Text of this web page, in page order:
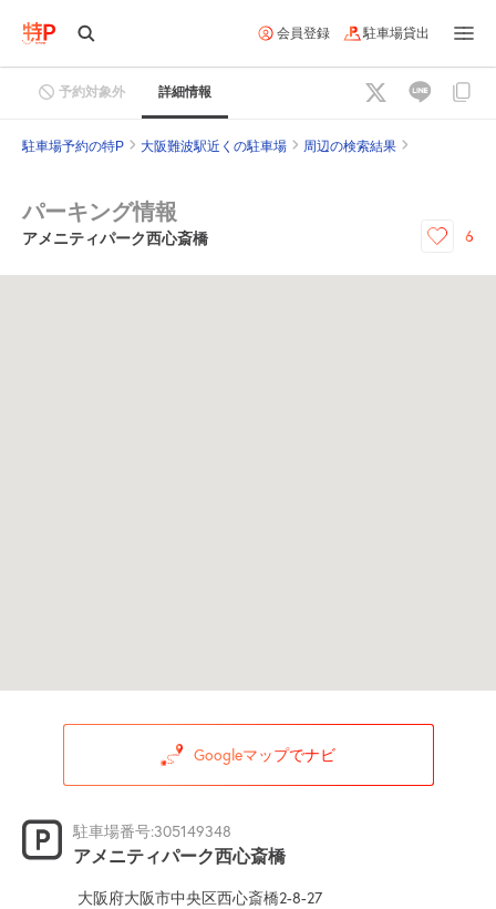
会員登録 駐車場貸出
予約対象外 詳細情報
駐車場予約の特P 大阪難波駅近くの駐車場 周辺の検索結果
パーキング情報
アメニティパーク西心斎橋 6
Googleマップでナビ
駐車場番号:305149348
アメニティパーク西心斎橋
大阪府大阪市中央区西心斎橋2-8-27